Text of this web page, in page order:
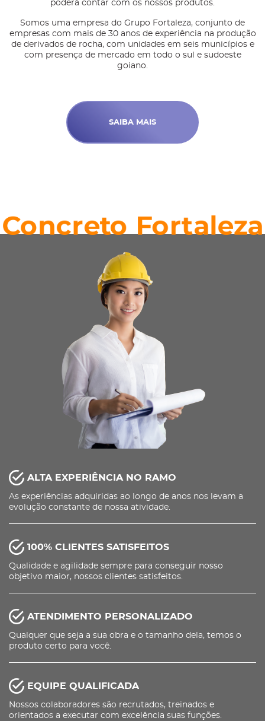
poderá contar com os nossos produtos.
Somos uma empresa do Grupo Fortaleza, conjunto de
empresas com mais de 30 anos de experiência na produção
de derivados de rocha, com unidades em seis municípios e
com presença de mercado em todo o sul e sudoeste
goiano.
SAIBA MAIS
ALTA EXPERIÊNCIA NO RAMO
As experiências adquiridas ao longo de anos nos levam a
evolução constante de nossa atividade.
100% CLIENTES SATISFEITOS
Qualidade e agilidade sempre para conseguir nosso
objetivo maior, nossos clientes satisfeitos.
ATENDIMENTO PERSONALIZADO
Qualquer que seja a sua obra e o tamanho dela, temos o
produto certo para você.
EQUIPE QUALIFICADA
Nossos colaboradores são recrutados, treinados e
orientados a executar com excelência suas funções.